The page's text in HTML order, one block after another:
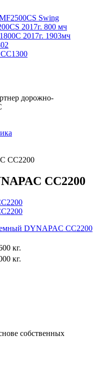
Swing
2017г. 800 мч
2017г. 1903мч
дорожно-
CC2200
CC2200
DYNAPAC CC2200
кг.
кг.
собственных